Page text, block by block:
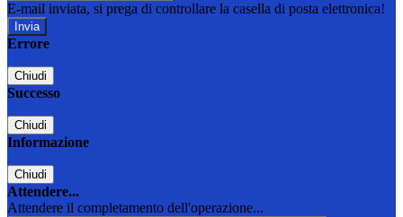
E-mail inviata, si prega di controllare la casella di posta elettronica!
Errore
Chiudi
Successo
Chiudi
Informazione
Chiudi
Attendere...
Attendere il completamento dell'operazione...